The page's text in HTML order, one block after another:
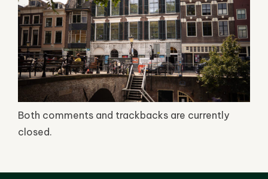
Both comments and trackbacks are currently
closed.